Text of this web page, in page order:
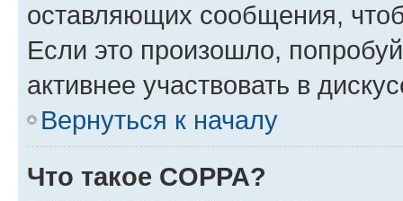
оставляющих сообщения,
Если это произошло,
активнее участвовать в
Вернуться к началу
Что такое COPPA?